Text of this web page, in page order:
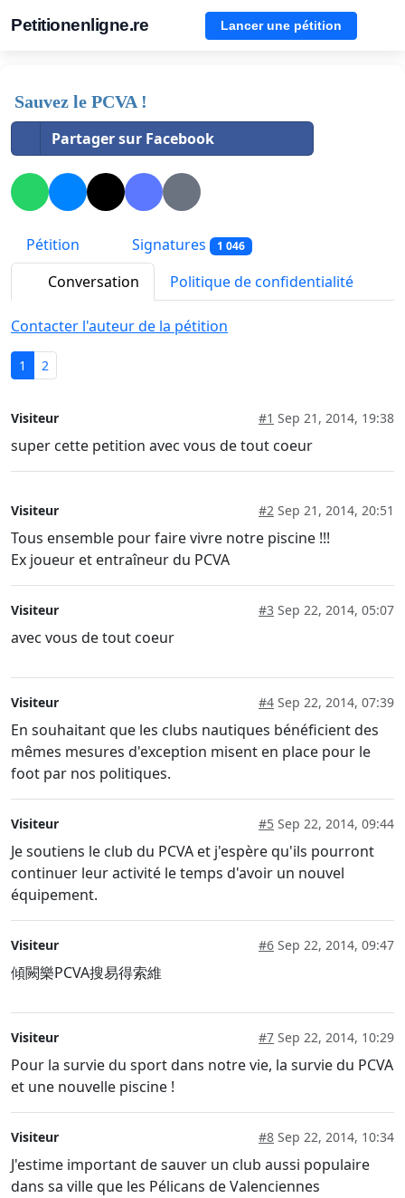
Petitionenligne.re Lancer une pétition
Sauvez le PCVA !
Partager sur Facebook
Pétition Signatures 1 046
Conversation Politique de confidentialité
Contacter l'auteur de la pétition
1 2
Visiteur #1 Sep 21, 2014, 19:38
super cette petition avec vous de tout coeur
Visiteur #2 Sep 21, 2014, 20:51
Tous ensemble pour faire vivre notre piscine !!!
Ex joueur et entraîneur du PCVA
Visiteur #3 Sep 22, 2014, 05:07
avec vous de tout coeur
Visiteur #4 Sep 22, 2014, 07:39
En souhaitant que les clubs nautiques bénéficient des
mêmes mesures d'exception misent en place pour le
foot par nos politiques.
Visiteur #5 Sep 22, 2014, 09:44
Je soutiens le club du PCVA et j'espère qu'ils pourront
continuer leur activité le temps d'avoir un nouvel
équipement.
Visiteur #6 Sep 22, 2014, 09:47
傾闕樂PCVA搜易得索維
Visiteur #7 Sep 22, 2014, 10:29
Pour la survie du sport dans notre vie, la survie du PCVA
et une nouvelle piscine !
Visiteur #8 Sep 22, 2014, 10:34
J'estime important de sauver un club aussi populaire
dans sa ville que les Pélicans de Valenciennes